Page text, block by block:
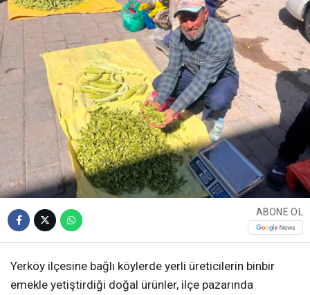
ABONE OL
Yerköy ilçesine bağlı köylerde yerli üreticilerin binbir
emekle yetiştirdiği doğal ürünler, ilçe pazarında